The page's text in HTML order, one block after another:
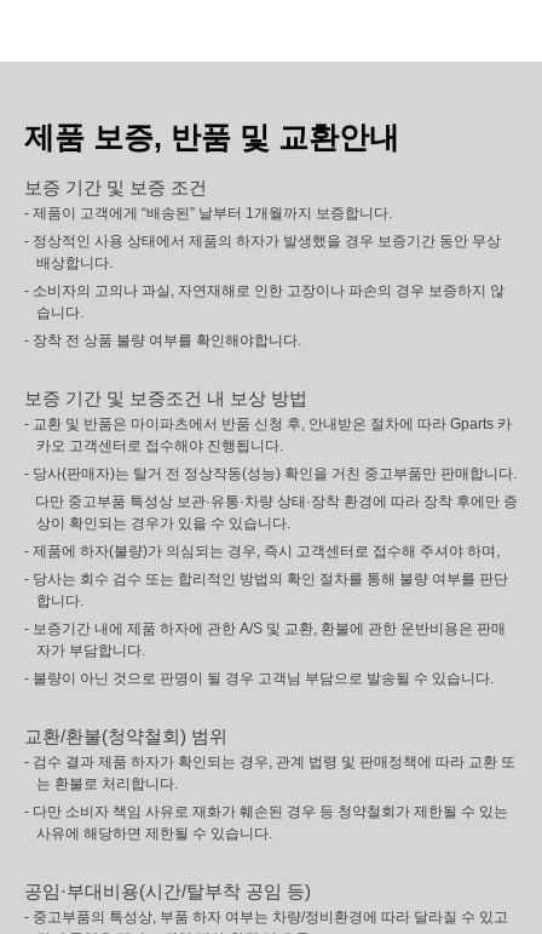
제품 보증, 반품 및 교환안내
보증 기간 및 보증 조건
- 제품이 고객에게 “배송된” 날부터 1개월까지 보증합니다.
- 정상적인 사용 상태에서 제품의 하자가 발생했을 경우 보증기간 동안 무상
배상합니다.
- 소비자의 고의나 과실, 자연재해로 인한 고장이나 파손의 경우 보증하지 않
습니다.
- 장착 전 상품 불량 여부를 확인해야합니다.
보증 기간 및 보증조건 내 보상 방법
- 교환 및 반품은 마이파츠에서 반품 신청 후, 안내받은 절차에 따라 Gparts 카
카오 고객센터로 접수해야 진행됩니다.
- 당사(판매자)는 탈거 전 정상작동(성능) 확인을 거친 중고부품만 판매합니다.
다만 중고부품 특성상 보관·유통·차량 상태·장착 환경에 따라 장착 후에만 증
상이 확인되는 경우가 있을 수 있습니다.
- 제품에 하자(불량)가 의심되는 경우, 즉시 고객센터로 접수해 주셔야 하며,
- 당사는 회수 검수 또는 합리적인 방법의 확인 절차를 통해 불량 여부를 판단
합니다.
- 보증기간 내에 제품 하자에 관한 A/S 및 교환, 환불에 관한 운반비용은 판매
자가 부담합니다.
- 불량이 아닌 것으로 판명이 될 경우 고객님 부담으로 발송될 수 있습니다.
교환/환불(청약철회) 범위
- 검수 결과 제품 하자가 확인되는 경우, 관계 법령 및 판매정책에 따라 교환 또
는 환불로 처리합니다.
- 다만 소비자 책임 사유로 재화가 훼손된 경우 등 청약철회가 제한될 수 있는
사유에 해당하면 제한될 수 있습니다.
공임·부대비용(시간/탈부착 공임 등)
- 중고부품의 특성상, 부품 하자 여부는 차량/정비환경에 따라 달라질 수 있고